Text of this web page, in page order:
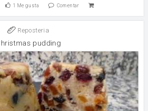
1 Me gusta Comentar
Reposteria
pudding